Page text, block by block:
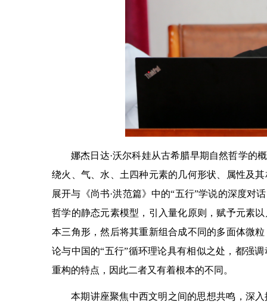
娜杰日达·沃尔科娃从古希腊早期自然哲学的
绕火、气、水、土四种元素的几何形状、属性及
展开与《尚书·洪范篇》中的“五行”学说的深度对
哲学的静态元素模型，引入量化原则，赋予元素
本三角形，然后将其重新组合成不同的多面体微
论与中国的“五行”循环理论具有相似之处，都强
重构的特点，因此二者又有着根本的不同。
本期讲座聚焦中西文明之间的思想共鸣，深